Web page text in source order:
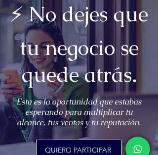
⚡ No dejes que
tu negocio se
quede atrás.
Esta es la oportunidad que estabas
esperando para multiplicar tu
alcance, tus ventas y tu reputación.
QUIERO PARTICIPAR